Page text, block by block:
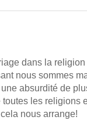
dans la
nous sommes
absurdité de
toutes les religions
cela nous arrange!